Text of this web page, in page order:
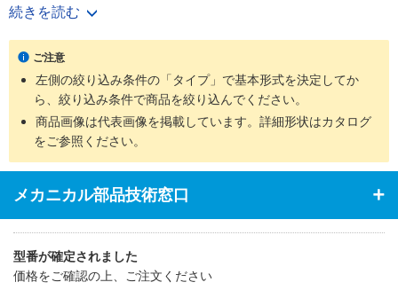
径で、多様なニーズに対応
・スクエアロッドで回転レス機能がプラス、機械装置の高効率設計
が可能
【用途】
・あらゆる業界の空気圧機器や生産ラインに対応
続きを読む
ご注意
左側の絞り込み条件の「タイプ」で基本形式を決定してか
ら、絞り込み条件で商品を絞り込んでください。
商品画像は代表画像を掲載しています。詳細形状はカタログ
をご参照ください。
メカニカル部品技術窓口
型番が確定されました
価格をご確認の上、ご注文ください